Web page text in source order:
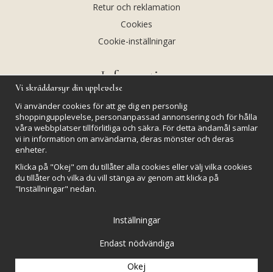
Retur och reklamation
Cookies
Cookie-inställningar
Information
Kalendarium
Nyheter
Kristaller och fairtrade
Rena & Ladda kristaller
Vi skräddarsyr din upplevelse
Vi använder cookies för att ge dig en personlig
shoppingupplevelse, personanpassad annonsering och för hålla
våra webbplatser tillförlitliga och säkra. För detta ändamål samlar
vi in information om användarna, deras mönster och deras
enheter.
Klicka på "Okej" om du tillåter alla cookies eller välj vilka cookies
du tillåter och vilka du vill stänga av genom att klicka på
"Inställningar" nedan.
Inställningar
Endast nödvändiga
Okej